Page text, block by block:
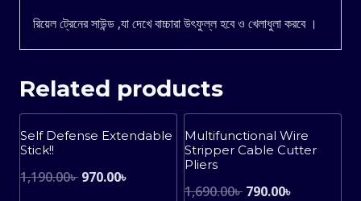
রিয়েল ট্রেনের সাউন্ড ,যা দেখে বাচ্চারা উৎফুল্ল হবে ও খেলাধুলা করবে ।
Related products
Sale!
Self Defense Extendable
Stick!!
1,190.00৳ Original
970.00৳
Sale!
Multifunctional Wire
Stripper Cable Cutter
Pliers
1,690.00৳ Original
790.00৳